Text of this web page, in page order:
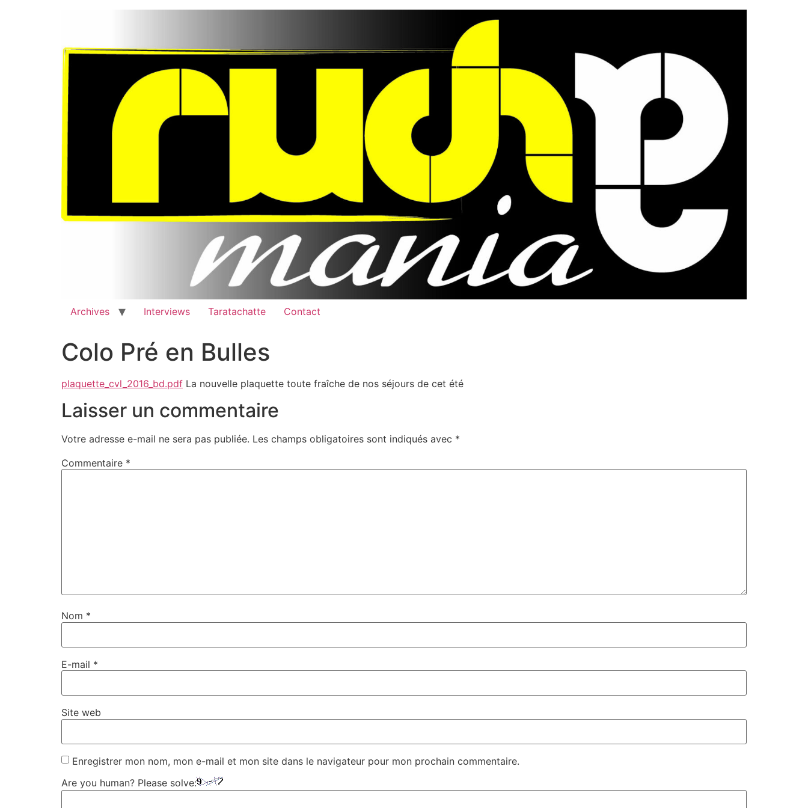
Archives Interviews Taratachatte Contact
Colo Pré en Bulles
plaquette_cvl_2016_bd.pdf La nouvelle plaquette toute fraîche de nos séjours de cet été
Laisser un commentaire
Votre adresse e-mail ne sera pas publiée. Les champs obligatoires sont indiqués avec *
Commentaire *
Nom *
E-mail *
Site web
Enregistrer mon nom, mon e-mail et mon site dans le navigateur pour mon prochain commentaire.
Are you human? Please solve: